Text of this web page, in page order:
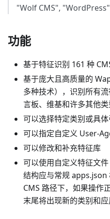
"Wolf CMS",
功能
基于特征识别 161 种
基于庞大且高质量的
多种技术），识别所有
言板、维基和许多其他
可以选择特定类别或具
可以指定自定义 User-
可以修改和补充特征库
可以使用自定义特征文
结构应与常规
CMS 路径下，如果操作
末尾将出现新的类别和应